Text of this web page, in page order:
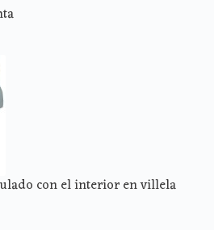
con el interior en villela